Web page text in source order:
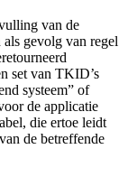
van de
gevolg van regel
set van TKID’s
systeem” of
de applicatie
die ertoe leidt
de betreffende